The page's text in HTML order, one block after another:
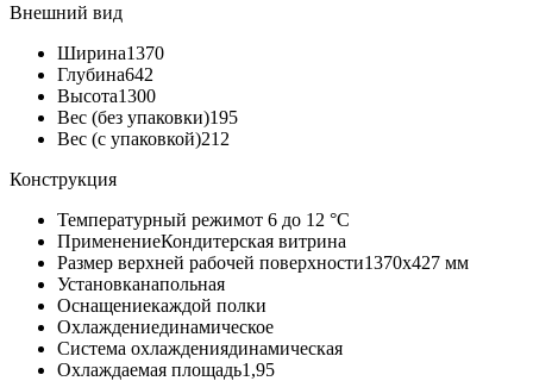
Внешний вид
Ширина1370
Глубина642
Высота1300
Вес (без упаковки)195
Вес (с упаковкой)212
Конструкция
Температурный режимот 6 до 12 °С
ПрименениеКондитерская витрина
Размер верхней рабочей поверхности1370х427 мм
Установканапольная
Оснащениекаждой полки
Охлаждениединамическое
Система охлаждениядинамическая
Охлаждаемая площадь1,95